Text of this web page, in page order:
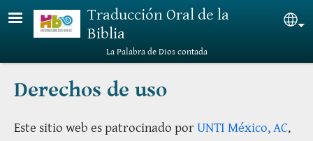
Pasar al contenido principalTraducción Oral de la
Biblia
La Palabra de Dios contada
Derechos de uso
Este sitio web es patrocinado porUNTI México, AC.